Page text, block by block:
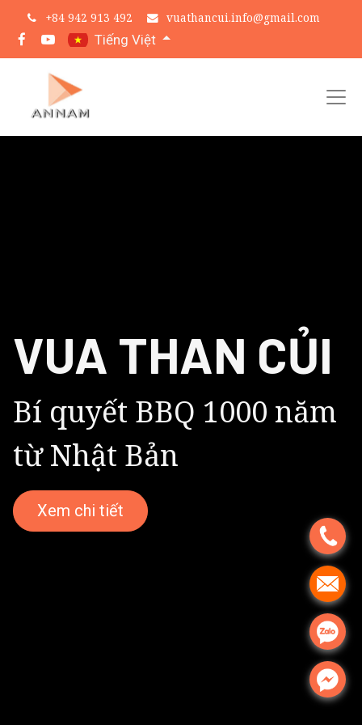
.
.
.
.
+84 942 913 492 vuathancui.info@gmail.com
Tiếng Việt
VUA THAN CỦI
Bí quyết BBQ 1000 năm
từ Nhật Bản
Xem chi tiết